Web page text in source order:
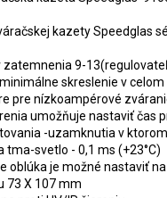
kazety Speedglas
9-
skreslenie v
pre nízkoampérové
umožňuje nastaviť čas
-uzamknutia v
tma-svetlo - 0,1 ms (+23°C)
oblúka je možné nastaviť
73 X 107 mm